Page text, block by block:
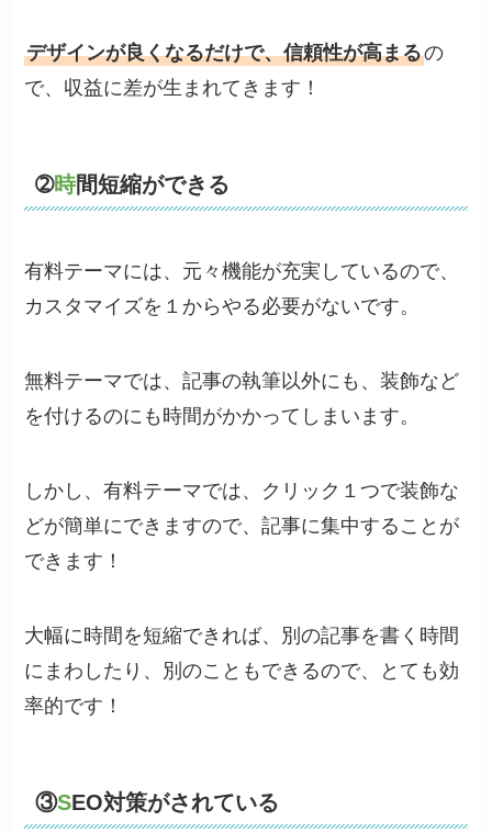
デザインが良くなるだけで、信頼性が高まるの
で、収益に差が生まれてきます！
➁時間短縮ができる
有料テーマには、元々機能が充実しているので、
カスタマイズを１からやる必要がないです。
無料テーマでは、記事の執筆以外にも、装飾など
を付けるのにも時間がかかってしまいます。
しかし、有料テーマでは、クリック１つで装飾な
どが簡単にできますので、記事に集中することが
できます！
大幅に時間を短縮できれば、別の記事を書く時間
にまわしたり、別のこともできるので、とても効
率的です！
③SEO対策がされている